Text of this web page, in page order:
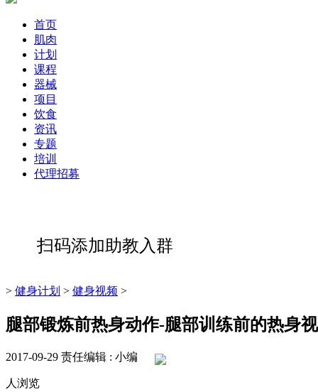
首页
肌肉
计划
课程
器械
项目
饮食
资讯
专题
培训
代理招募
扫码添加助教入群
> 健身计划 > 健身视频 >
腿部锻炼前热身动作-腿部训练前的热身
2017-09-29 责任编辑 : 小编
人浏览